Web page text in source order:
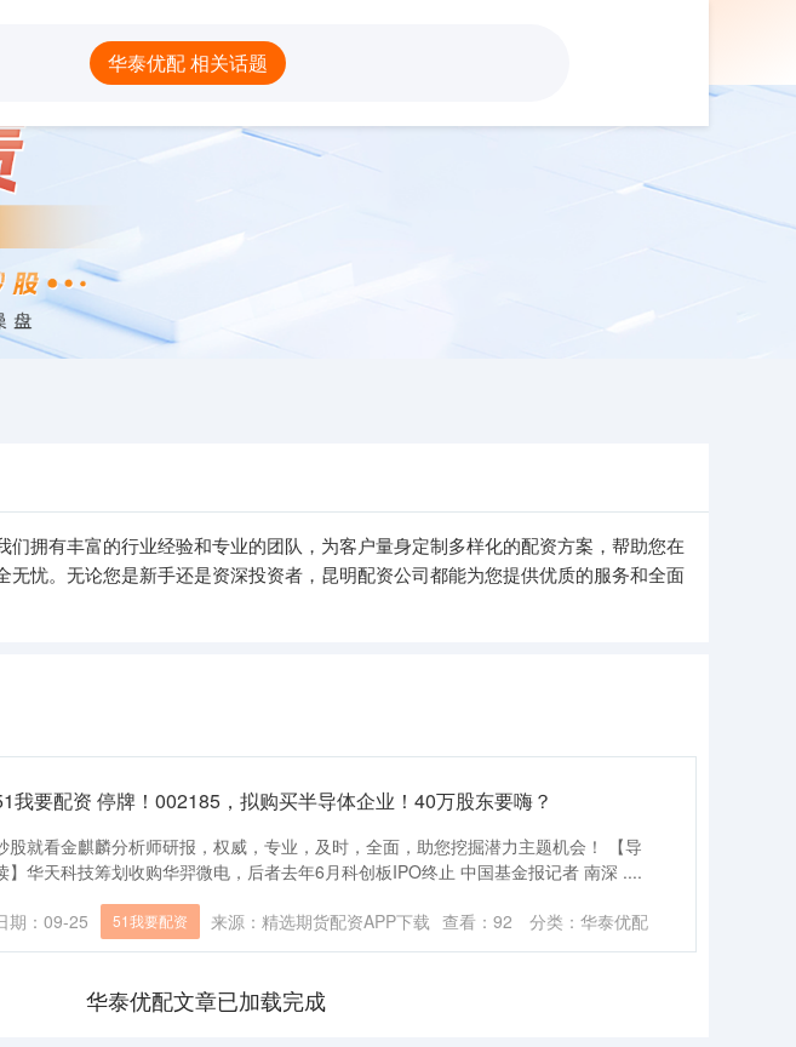
北京股票配资网 炒股配资门户网
拥有丰富的行业经验和专业的团队，为客户量身定制多样化的配资方案，帮助您在
忧。无论您是新手还是资深投资者，昆明配资公司都能为您提供优质的服务和全面
华泰优配 相关话题
我要配资 停牌！002185，拟购买半导体企业！40万股东要嗨？
股就看金麒麟分析师研报，权威，专业，及时，全面，助您挖掘潜力主题机会！ 【导
】华天科技筹划收购华羿微电，后者去年6月科创板IPO终止 中国基金报记者 南深 ....
期：09-25 51我要配资 来源：精选期货配资APP下载 查看： 92 分类： 华泰优配
华泰优配文章已加载完成